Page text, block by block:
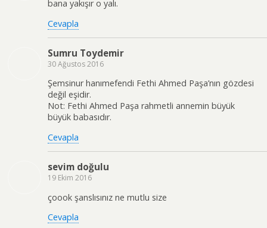
bana yakışır o yalı.
Cevapla
Sumru Toydemir
30 Ağustos 2016
Şemsinur hanımefendi Fethi Ahmed Paşa’nın gözdesi
değil eşidir.
Not: Fethi Ahmed Paşa rahmetli annemin büyük
büyük babasıdır.
Cevapla
sevim doğulu
19 Ekim 2016
çoook şanslısınız ne mutlu size
Cevapla